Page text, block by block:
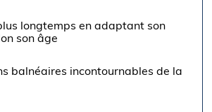
longtemps en adaptant son
son âge
balnéaires incontournables de la